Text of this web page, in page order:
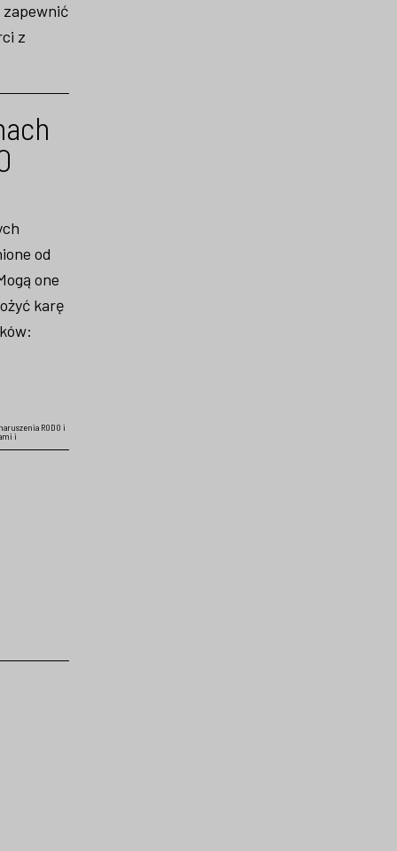
zapewnić
z
od
one
karę
RODO i
i